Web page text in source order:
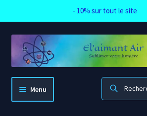
la
navigation
contenu
Recherche
Menu
- 10% sur tout le site